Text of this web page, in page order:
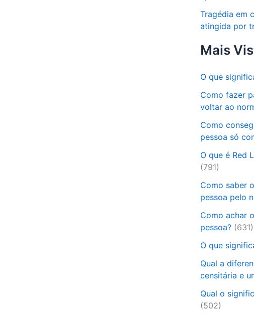
Tragédia em
atingida por
Mais
O que
Como fazer
voltar ao
Como
pessoa só
O que é Red
(791)
Como saber
pessoa pelo
Como achar
pessoa? (631)
O que
Qual a
censitária e
Qual o
(502)